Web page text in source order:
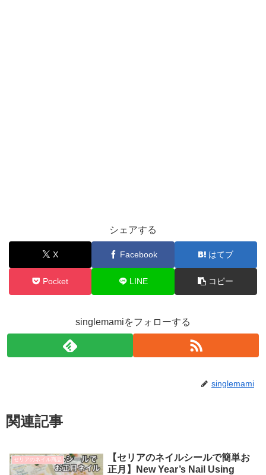
シェアする
X Facebook はてブ
Pocket LINE コピー
singlemamiをフォローする
singlemami
関連記事
セリアのネイル商品
【セリアのネイルシールで簡単お
正月】New Year’s Nail Using